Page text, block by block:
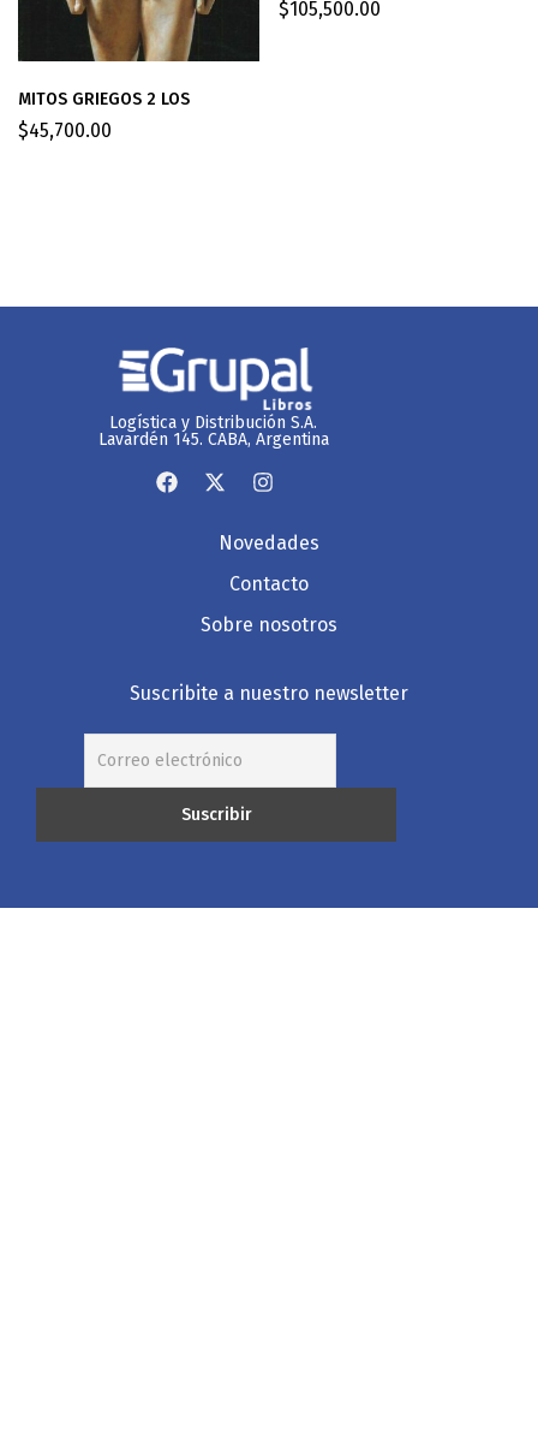
MITOS GRIEGOS 2 LOS
$45,700.00
$105,500.00
Logística y Distribución S.A.
Lavardén 145. CABA, Argentina
Novedades
Contacto
Sobre nosotros
Suscribite a nuestro newsletter